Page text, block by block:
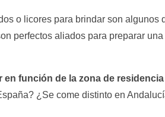
o licores para brindar son algunos
perfectos aliados para preparar
función de la zona de residencia
¿Se come distinto en